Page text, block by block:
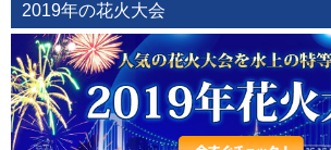
2019年の花火大会